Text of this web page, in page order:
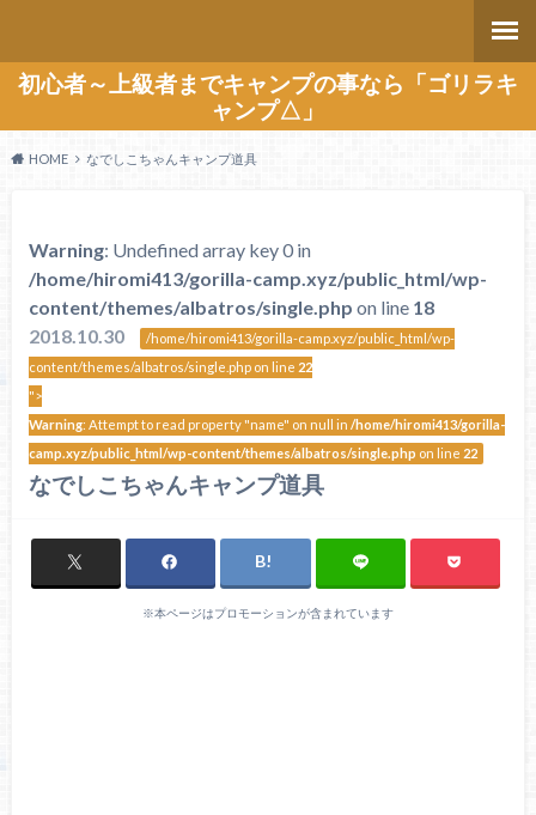
初心者～上級者までキャンプの事なら「ゴリラキ
ャンプ△」
HOME なでしこちゃんキャンプ道具
Warning: Undefined array key 0 in
/home/hiromi413/gorilla-camp.xyz/public_html/wp-
content/themes/albatros/single.php on line 18
2018.10.30
/home/hiromi413/gorilla-camp.xyz/public_html/wp-
content/themes/albatros/single.php on line 22
">
Warning: Attempt to read property "name" on null in/home/hiromi413/gorilla-
camp.xyz/public_html/wp-content/themes/albatros/single.php on line 22
なでしこちゃんキャンプ道具
※本ページはプロモーションが含まれています